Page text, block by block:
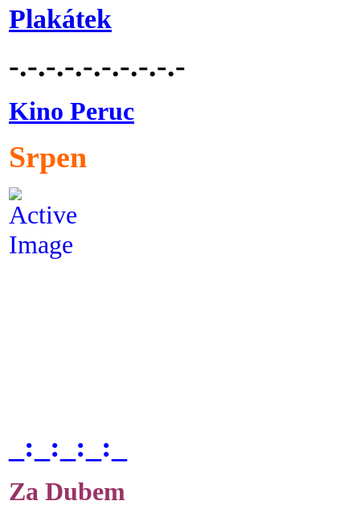
Plakátek
-.-.-.-.-.-.-.-.-.-
Kino Peruc
Srpen
_:_:_:_:_
Za Dubem